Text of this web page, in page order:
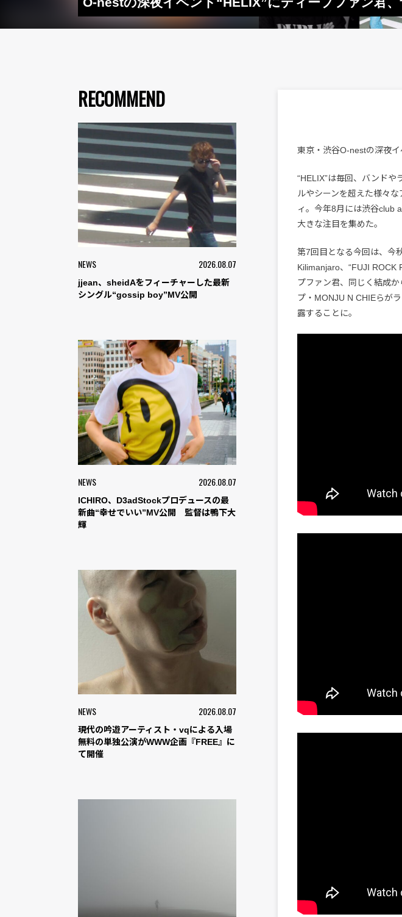
RECOMMEND
NEWS 2026.08.07
jjean、sheidAをフィーチャーした最新
シングル“gossip boy”MV公開
NEWS 2026.08.07
ICHIRO、D3adStockプロデュースの最
新曲“幸せでいい”MV公開 監督は鴨下大
輝
NEWS 2026.08.07
現代の吟遊アーティスト・vqによる入場
無料の単独公演がWWW企画『FREE』に
て開催
東京・渋谷O-nestの深夜イ
“HELIX”は毎回、バンドや
ルやシーンを超えた様々
ィ。今年8月には渋谷club
大きな注目を集めた。
第7回目となる今回は、今
Kilimanjaro、“FUJI ROCK
プファン君、同じく結成
プ・MONJU N CHIEらが
露することに。